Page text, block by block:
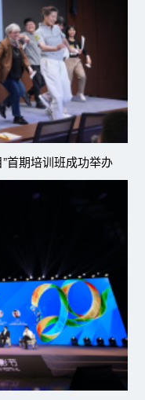
首期培训班成功举办